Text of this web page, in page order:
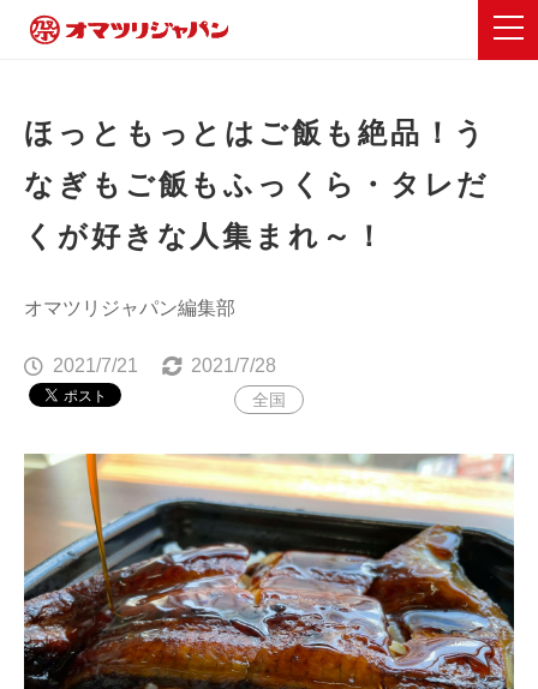
ほっともっとはご飯も絶品！う
なぎもご飯もふっくら・タレだ
くが好きな人集まれ～！
オマツリジャパン編集部
2021/7/21 2021/7/28
全国